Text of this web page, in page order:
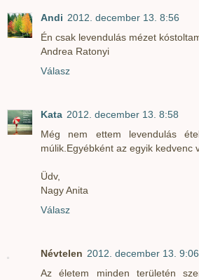
Andi 2012. december 13. 8:56
Én csak levendulás mézet
Andrea Ratonyi
Válasz
Kata 2012. december 13. 8:58
Még nem ettem levendulás
múlik.Egyébként az egyik kedvenc
Üdv,
Nagy Anita
Válasz
Névtelen 2012. december 13. 9:06
Az életem minden területén